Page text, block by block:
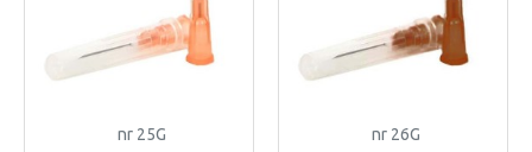
nr 25G nr 26G